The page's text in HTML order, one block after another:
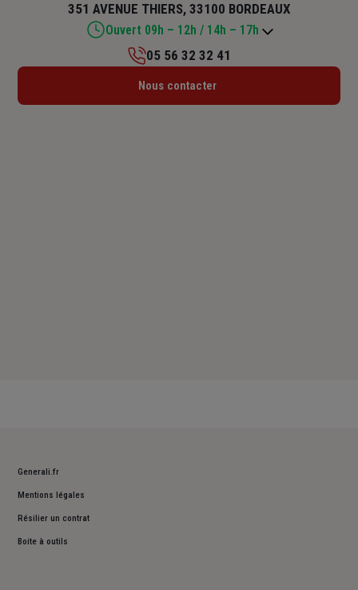
351 AVENUE THIERS, 33100 BORDEAUX
Ouvert 09h – 12h / 14h – 17h
Lundi : 10h – 12h / 14h – 17h
05 56 32 32 41
Nous contacter
Generali.fr
Mentions légales
Résilier un contrat
Boite à outils